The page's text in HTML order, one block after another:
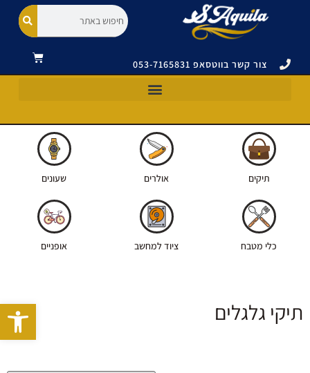
פתח
צור קשר בווטסאפ 053-7165831
תיקים אולרים שעונים
כלי מטבח ציוד למחשב אופניים
תיקי גלגלים